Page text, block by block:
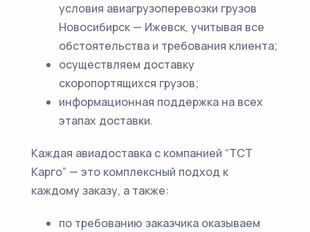
условия авиагрузоперевозки грузов
Новосибирск — Ижевск, учитывая все
обстоятельства и требования клиента;
осуществляем доставку
скоропортящихся грузов;
информационная поддержка на всех
этапах доставки.
Каждая авиадоставка с компанией “ТСТ
Карго” — это комплексный подход к
каждому заказу, а также:
по требованию заказчика оказываем